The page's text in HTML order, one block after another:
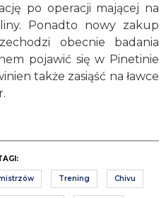
po operacji mającej na
Ponadto nowy zakup
obecnie badania
pojawić się w Pinetinie
także zasiąść na ławce
Trening Chivu